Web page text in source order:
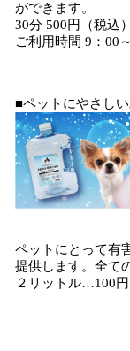
ができます。
30分 500円（税込
ご利用時間 9：00
■ペットにやさし
ペットにとって有
提供します。全て
２リットル…100